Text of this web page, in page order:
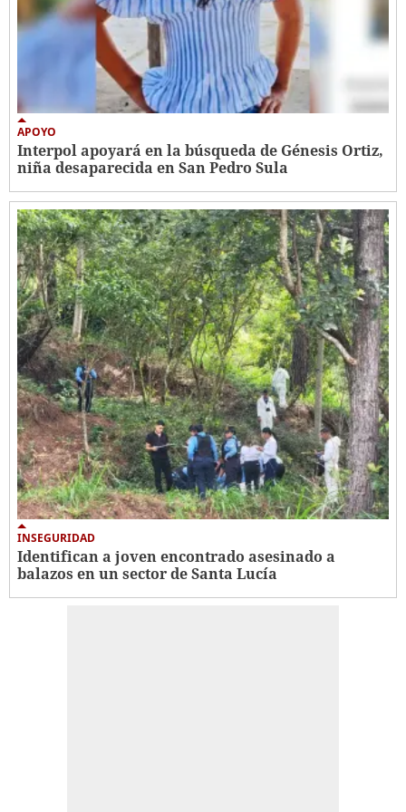
APOYO
Interpol apoyará en la búsqueda de Génesis Ortiz,
niña desaparecida en San Pedro Sula
INSEGURIDAD
Identifican a joven encontrado asesinado a
balazos en un sector de Santa Lucía